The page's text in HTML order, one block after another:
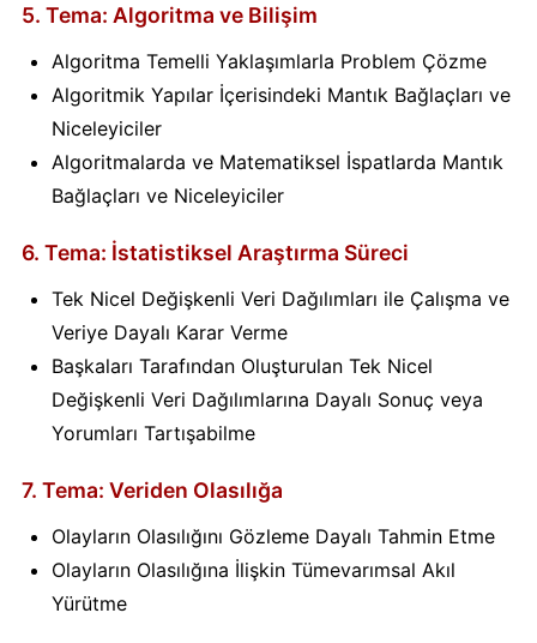
5. Tema: Algoritma ve Bilişim
Algoritma Temelli Yaklaşımlarla Problem Çözme
Algoritmik Yapılar İçerisindeki Mantık Bağlaçları ve
Niceleyiciler
Algoritmalarda ve Matematiksel İspatlarda Mantık
Bağlaçları ve Niceleyiciler
6. Tema: İstatistiksel Araştırma Süreci
Tek Nicel Değişkenli Veri Dağılımları ile Çalışma ve
Veriye Dayalı Karar Verme
Başkaları Tarafından Oluşturulan Tek Nicel
Değişkenli Veri Dağılımlarına Dayalı Sonuç veya
Yorumları Tartışabilme
7. Tema: Veriden Olasılığa
Olayların Olasılığını Gözleme Dayalı Tahmin Etme
Olayların Olasılığına İlişkin Tümevarımsal Akıl
Yürütme